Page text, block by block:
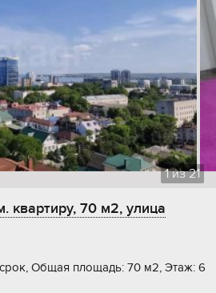
1из21
квартиру, 70 м2, улица
Общая площадь: 70 м2, Этаж: 6